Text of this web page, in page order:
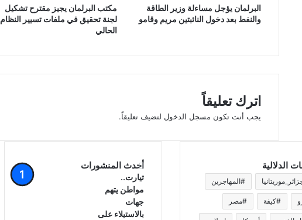
مكتب البرلمان يجيز مقترح تشكيل
لجنة تحقيق في ملفات تسيير النظام
الحالي
البرلمان يؤجل مساءلة وزير الطاقة
والنفط بعد دخول النائبتين مريم وقامو
اترك تعليقاً
يجب أنت تكون مسجل الدخول لتضيف تعليقاً.
أحدث المنشورات
تيارت..
مواطن يتهم
جهات
بالاستيلاء على
الدلالية
#المهاجرين
#كيفة #مصر